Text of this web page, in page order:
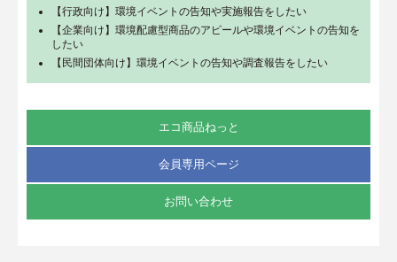
【行政向け】環境イベントの告知や実施報告をしたい
【企業向け】環境配慮型商品のアピールや環境イベントの告知を
したい
【民間団体向け】環境イベントの告知や調査報告をしたい
エコ商品ねっと
会員専用ページ
お問い合わせ